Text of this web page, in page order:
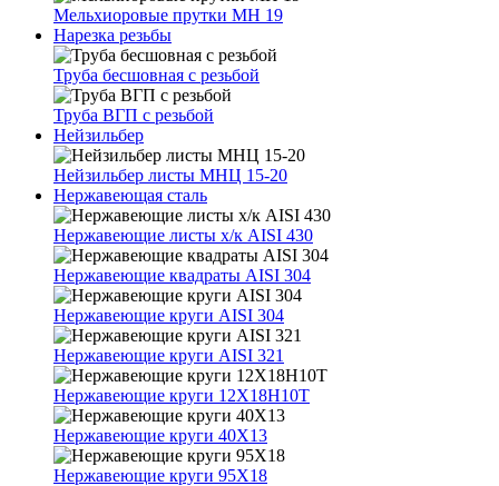
Мельхиоровые прутки МН 19
Нарезка резьбы
Труба бесшовная с резьбой
Труба ВГП с резьбой
Нейзильбер
Нейзильбер листы МНЦ 15-20
Нержавеющая сталь
Нержавеющие листы х/к AISI 430
Нержавеющие квадраты AISI 304
Нержавеющие круги AISI 304
Нержавеющие круги AISI 321
Нержавеющие круги 12Х18Н10Т
Нержавеющие круги 40Х13
Нержавеющие круги 95Х18